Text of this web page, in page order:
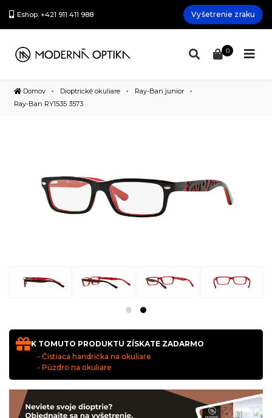
Eshop: +421 911 411 988 Vyšetrenie zraku
0
Domov Dioptrické okuliare
Ray-Ban junior
Ray-Ban RY1535 3573
K TOMUTO PRODUKTU ZÍSKATE ZADARMO
- Čistiaca handrička na okuliare
- Púzdro na okuliare